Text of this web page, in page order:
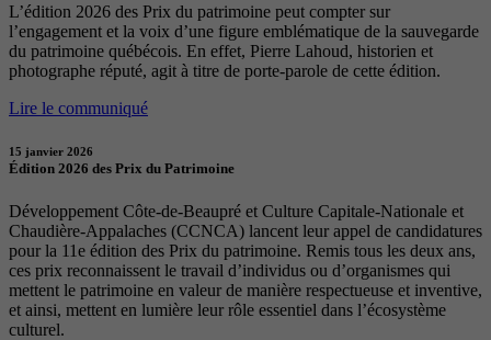
L’édition 2026 des Prix du patrimoine peut compter sur
l’engagement et la voix d’une figure emblématique de la sauvegarde
du patrimoine québécois. En effet, Pierre Lahoud, historien et
photographe réputé, agit à titre de porte-parole de cette édition.
Lire le communiqué
15 janvier 2026
Édition 2026 des Prix du Patrimoine
Développement Côte-de-Beaupré et Culture Capitale-Nationale et
Chaudière-Appalaches (CCNCA) lancent leur appel de candidatures
pour la 11e édition des Prix du patrimoine. Remis tous les deux ans,
ces prix reconnaissent le travail d’individus ou d’organismes qui
mettent le patrimoine en valeur de manière respectueuse et inventive,
et ainsi, mettent en lumière leur rôle essentiel dans l’écosystème
culturel.